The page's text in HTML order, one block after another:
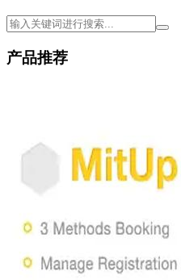
产品推荐